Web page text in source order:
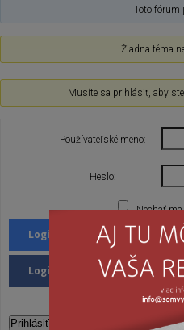
Toto fórum
Žiadna téma
Musíte sa prihlásiť, aby
Používateľské meno:
Heslo:
Nechať
Login with Google
Login with Facebook
Prihlásiť sa